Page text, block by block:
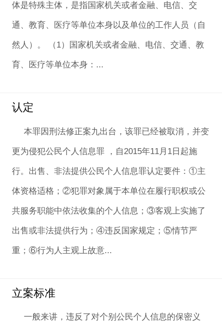
体是特殊主体，是指国家机关或者金融、电信、交
通、教育、医疗等单位本身以及单位的工作人员（自
然人）。 （1）国家机关或者金融、电信、交通、教
育、医疗等单位本身：...
认定
本罪因刑法修正案九出台，该罪已经被取消，并变
更为侵犯公民个人信息罪 ，自2015年11月1日起施
行。出售、非法提供公民个人信息罪认定要件：①主
体资格适格；②犯罪对象属于本单位在履行职权或公
共服务职能中依法收集的个人信息；③客观上实施了
出售或非法提供行为；④违反国家规定；⑤情节严
重；⑥行为人主观上故意...
立案标准
一般来讲，违反了对个别公民个人信息的保密义